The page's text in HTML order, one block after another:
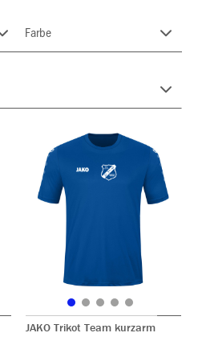
Farbe
JAKO Trikot Team kurzarm